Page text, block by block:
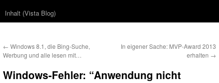
Inhalt (Vista Blog)
← Windows 8.1, die Bing-Suche,
Werbung und alle lesen mit…
In eigener Sache: MVP-Award 2013
erhalten →
Windows-Fehler: “Anwendung nicht